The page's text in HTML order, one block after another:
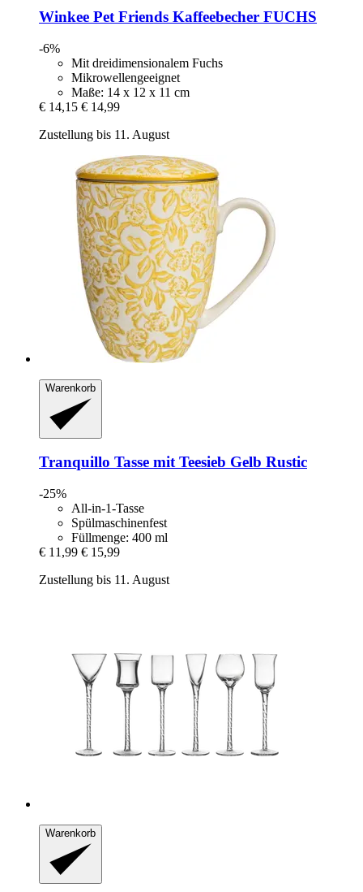
Winkee Pet Friends Kaffeebecher FUCHS
-6%
Mit dreidimensionalem Fuchs
Mikrowellengeeignet
Maße: 14 x 12 x 11 cm
€ 14,15 € 14,99
Zustellung bis 11. August
Warenkorb
Tranquillo Tasse mit Teesieb Gelb Rustic
-25%
All-in-1-Tasse
Spülmaschinenfest
Füllmenge: 400 ml
€ 11,99 € 15,99
Zustellung bis 11. August
Warenkorb